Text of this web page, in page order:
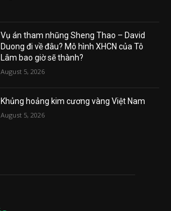
Vụ án tham nhũng Sheng Thao – David
Duong đi về đâu? Mô hình XHCN của Tô
Lâm bao giờ sẽ thành?
August 5, 2026
Khủng hoảng kim cương vàng Việt Nam
August 5, 2026